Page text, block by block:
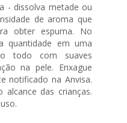
- dissolva metade ou
de aroma que
obter espuma. No
quantidade em uma
todo com suaves
na pele. Enxague
notificado na Anvisa.
das crianças.